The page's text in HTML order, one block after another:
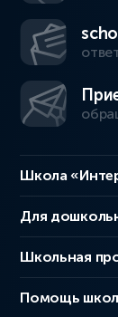
Школа
Для
Школьная
Помощь